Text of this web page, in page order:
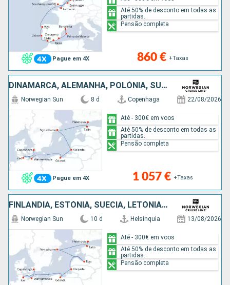
Pague em 4X 860 € +Taxas
Até 50% de desconto em todas as
partidas.
Pensão completa
DINAMARCA, ALEMANHA, POLÓNIA, SUÉCIA, ESTÓNIA, FINLÂNDIA
Pague em 4X
Norwegian Sun 8 d Copenhaga 22/08/2026
1 057 € +Taxas
Até - 300€ em voos
Até 50% de desconto em todas as
partidas.
Pensão completa
FINLÂNDIA, ESTÓNIA, SUÉCIA, LETÓNIA, POLÓNIA, ALEMANHA, DINAMARCA
Norwegian Sun 10 d Helsínquia 13/08/2026
Até - 300€ em voos
Até 50% de desconto em todas as
partidas.
Pensão completa